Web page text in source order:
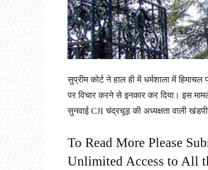
सुप्रीम कोर्ट ने हाल ही में धर्मशाला में
पर विचार करने से इनकार कर दिया। इस
सुनवाई CJI चंद्रचूड़ की अध्यक्षता वाली
To Read More Please
Unlimited Access to All